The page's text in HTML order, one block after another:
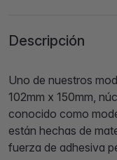
Descripción
Uno de nuestros
102mm x 150mm,
conocido como
están hechas de
fuerza de adhesiva